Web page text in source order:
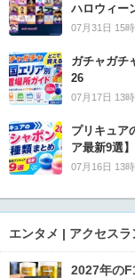
ハロウィー
07月31日 15
ガチャガチ
26
07月17日 13
プリキュア
ア最新9選】
07月16日 13
エンタメ | アクセスラ
2027年の